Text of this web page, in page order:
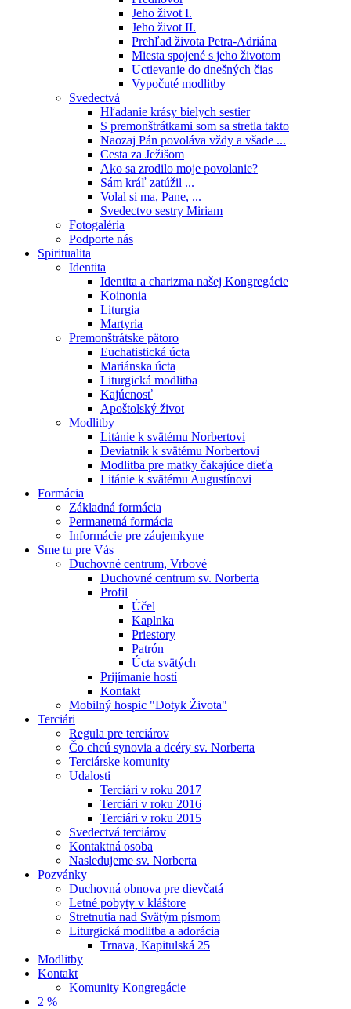
Jeho život I.
Jeho život II.
Prehľad života Petra-Adriána
Miesta spojené s jeho životom
Uctievanie do dnešných čias
Vypočuté modlitby
Svedectvá
Hľadanie krásy bielych sestier
S premonštrátkami som sa stretla takto
Naozaj Pán povoláva vždy a všade ...
Cesta za Ježišom
Ako sa zrodilo moje povolanie?
Sám kráľ zatúžil ...
Volal si ma, Pane, ...
Svedectvo sestry Miriam
Fotogaléria
Podporte nás
Spiritualita
Identita
Identita a charizma našej Kongregácie
Koinonia
Liturgia
Martyria
Premonštrátske pätoro
Euchatistická úcta
Mariánska úcta
Liturgická modlitba
Kajúcnosť
Apoštolský život
Modlitby
Litánie k svätému Norbertovi
Deviatnik k svätému Norbertovi
Modlitba pre matky čakajúce dieťa
Litánie k svätému Augustínovi
Formácia
Základná formácia
Permanetná formácia
Informácie pre záujemkyne
Sme tu pre Vás
Duchovné centrum, Vrbové
Duchovné centrum sv. Norberta
Profil
Účel
Kaplnka
Priestory
Patrón
Úcta svätých
Prijímanie hostí
Kontakt
Mobilný hospic "Dotyk Života"
Terciári
Regula pre terciárov
Čo chcú synovia a dcéry sv. Norberta
Terciárske komunity
Udalosti
Terciári v roku 2017
Terciári v roku 2016
Terciári v roku 2015
Svedectvá terciárov
Kontaktná osoba
Nasledujeme sv. Norberta
Pozvánky
Duchovná obnova pre dievčatá
Letné pobyty v kláštore
Stretnutia nad Svätým písmom
Liturgická modlitba a adorácia
Trnava, Kapitulská 25
Modlitby
Kontakt
Komunity Kongregácie
2 %